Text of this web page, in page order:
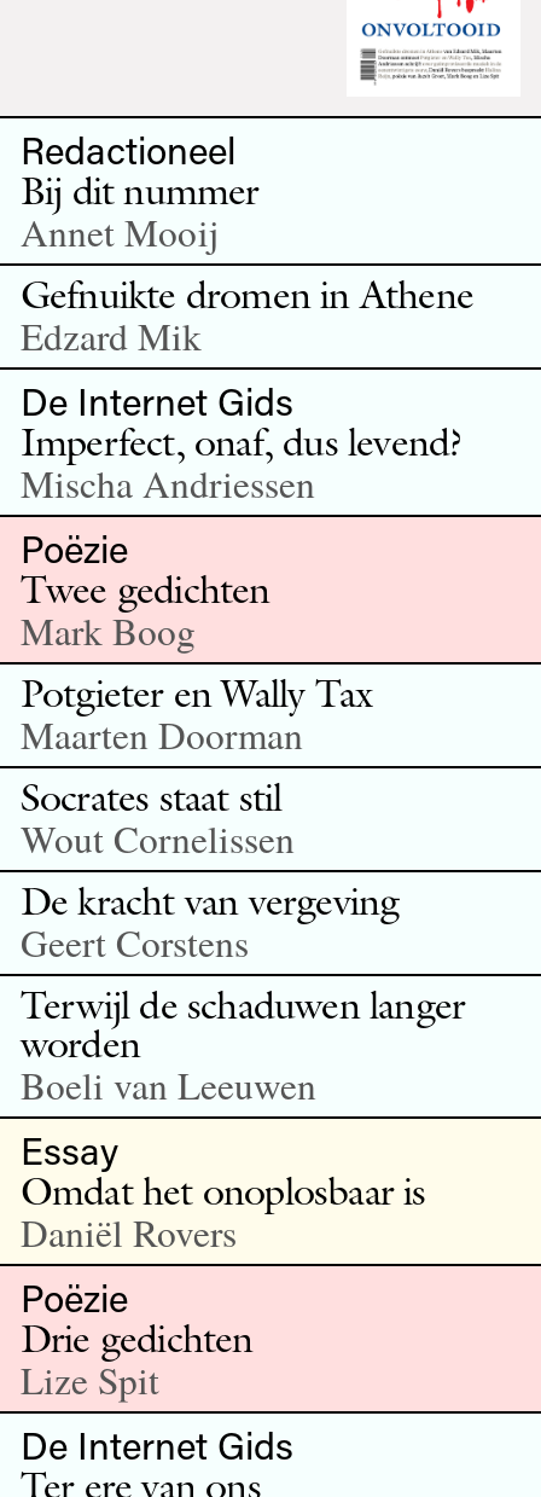
Redactioneel
Bij dit nummer
Annet Mooij
Gefnuikte dromen in Athene
Edzard Mik
De Internet Gids
Imperfect, onaf, dus levend?
Mischa Andriessen
Poëzie
Twee gedichten
Mark Boog
Potgieter en Wally Tax
Maarten Doorman
Socrates staat stil
Wout Cornelissen
De kracht van vergeving
Geert Corstens
Terwijl de schaduwen langer
worden
Boeli van Leeuwen
Essay
Omdat het onoplosbaar is
Daniël Rovers
Poëzie
Drie gedichten
Lize Spit
De Internet Gids
Ter ere van ons